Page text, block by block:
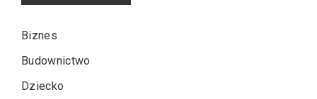
Biznes
Budownictwo
Dziecko